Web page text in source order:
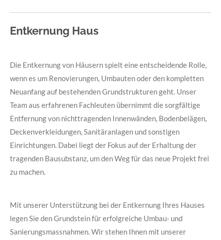
Entkernung Haus
Die Entkernung von Häusern spielt eine entscheidende Rolle,
wenn es um Renovierungen, Umbauten oder den kompletten
Neuanfang auf bestehenden Grundstrukturen geht. Unser
Team aus erfahrenen Fachleuten übernimmt die sorgfältige
Entfernung von nichttragenden Innenwänden, Bodenbelägen,
Deckenverkleidungen, Sanitäranlagen und sonstigen
Einrichtungen. Dabei liegt der Fokus auf der Erhaltung der
tragenden Bausubstanz, um den Weg für das neue Projekt frei
zu machen.
Mit unserer Unterstützung bei der Entkernung Ihres Hauses
legen Sie den Grundstein für erfolgreiche Umbau- und
Sanierungsmassnahmen. Wir stehen Ihnen mit unserer